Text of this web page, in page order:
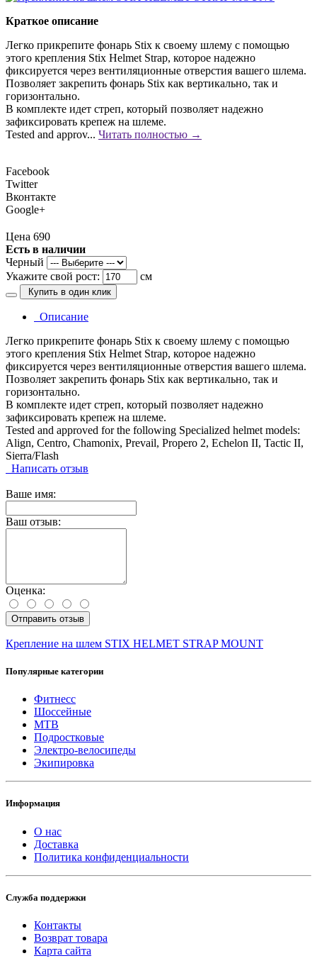
Краткое описание
Легко прикрепите фонарь Stix к своему шлему с помощью
этого крепления Stix Helmet Strap, которое надежно
фиксируется через вентиляционные отверстия вашего шлема.
Позволяет закрепить фонарь Stix как вертикально, так и
горизонтально.
В комплекте идет стреп, который позволяет надежно
зафиксировать крепеж на шлеме.
Tested and approv... Читать полностью →
Facebook
Twitter
Вконтакте
Google+
Цена 690
Есть в наличии
Черный
Укажите свой рост:
см
Купить в один клик
Описание
Легко прикрепите фонарь Stix к своему шлему с помощью
этого крепления Stix Helmet Strap, которое надежно
фиксируется через вентиляционные отверстия вашего шлема.
Позволяет закрепить фонарь Stix как вертикально, так и
горизонтально.
В комплекте идет стреп, который позволяет надежно
зафиксировать крепеж на шлеме.
Tested and approved for the following Specialized helmet models:
Align, Centro, Chamonix, Prevail, Propero 2, Echelon II, Tactic II,
Sierra/Flash
Написать отзыв
Ваше имя:
Ваш отзыв:
Оценка:
Отправить отзыв
Крепление на шлем STIX HELMET STRAP MOUNT
Популярные категории
Фитнесс
Шоссейные
MTB
Подростковые
Электро-велосипеды
Экипировка
Информация
О нас
Доставка
Политика конфиденциальности
Служба поддержки
Контакты
Возврат товара
Карта сайта